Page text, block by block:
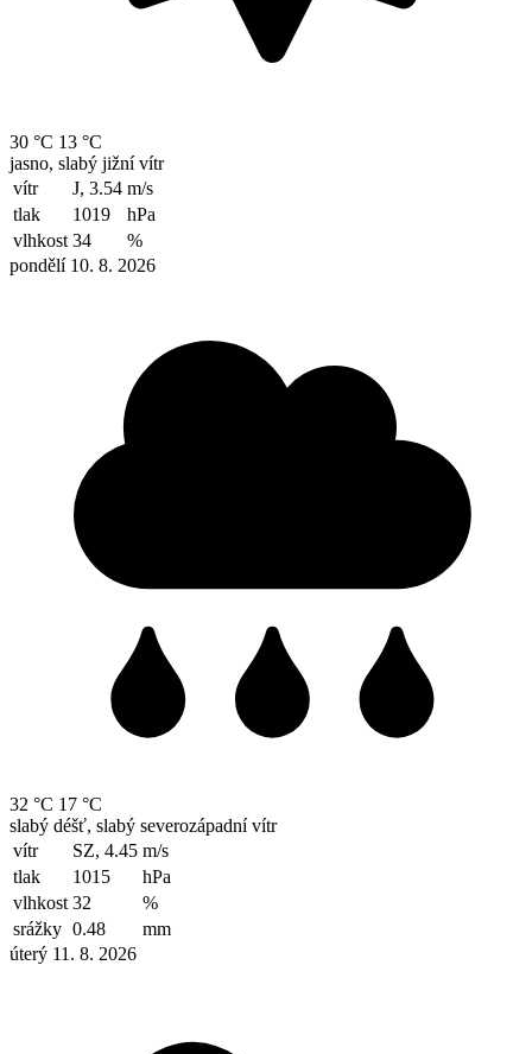
30 °C 13 °C
jasno, slabý jižní vítr
vítr
J, 3.54 m/s
tlak
1019
hPa
vlhkost 34
%
pondělí 10. 8. 2026
32 °C 17 °C
slabý déšť, slabý severozápadní vítr
vítr
SZ, 4.45 m/s
tlak
1015
hPa
vlhkost 32
%
srážky 0.48
mm
úterý 11. 8. 2026